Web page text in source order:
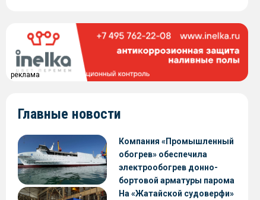
реклама
Главные новости
Компания «Промышленный
обогрев» обеспечила
электрообогрев донно-
бортовой арматуры парома
«Петропавловск» проекта
На «Жатайской судоверфи»